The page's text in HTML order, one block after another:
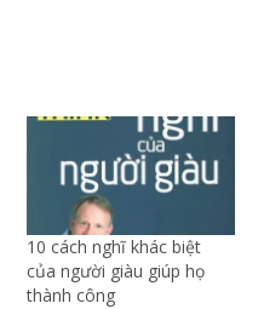
10 cách nghĩ khác biệt
của người giàu giúp họ
thành công